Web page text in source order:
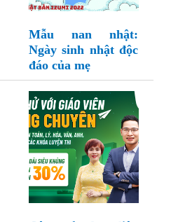
Mẫu nan nhật:
Ngày sinh nhật độc
đáo của mẹ